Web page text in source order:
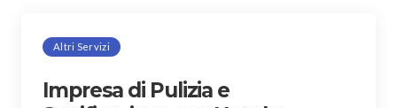
Altri Servizi
Impresa di Pulizia e